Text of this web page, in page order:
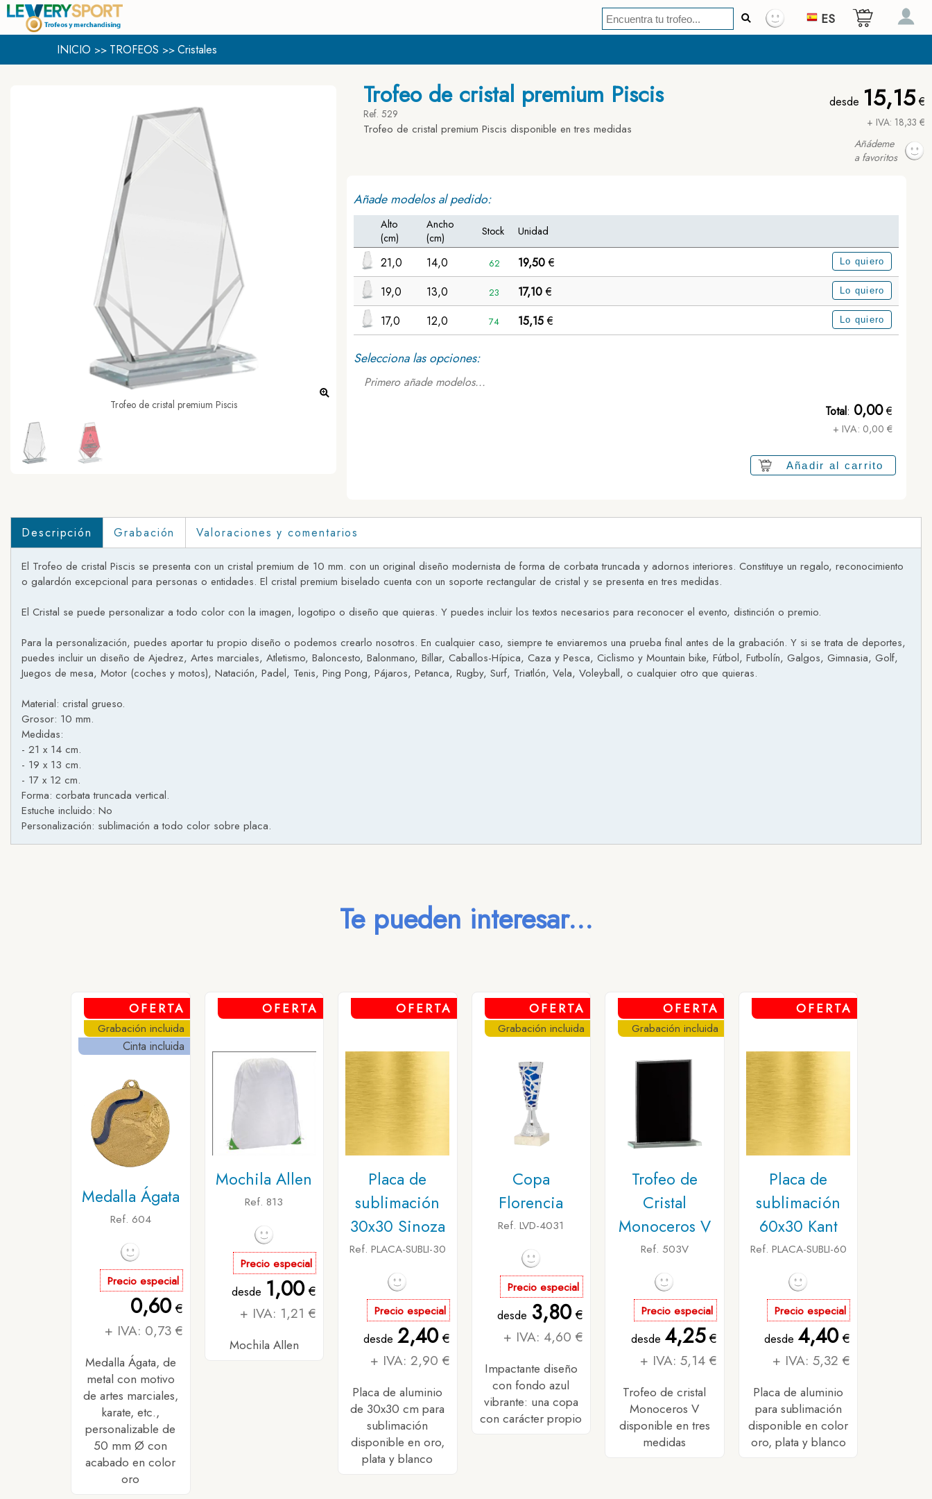
ES
INICIO >> TROFEOS >> Cristales
Trofeo de cristal premium Piscis
Ref. 529
Trofeo de cristal premium Piscis disponible en tres medidas
desde 15,15€
+ IVA: 18,33 €
Añádeme
a favoritos
Trofeo de cristal premium Piscis
Añade modelos al pedido:
Alto
(cm)
Ancho
(cm)
Stock Unidad
21,0 14,0 62 19,50€ Lo quiero
19,0 13,0 23 17,10€ Lo quiero
17,0 12,0 74 15,15€ Lo quiero
Selecciona las opciones:
Primero añade modelos...
Total: 0,00€
+ IVA: 0,00 €
Añadir al carrito
Descripción Grabación Valoraciones y comentarios
El Trofeo de cristal Piscis se presenta con un cristal premium de 10 mm. con un original diseño modernista de forma de corbata truncada y adornos interiores. Constituye un regalo, reconocimiento
o galardón excepcional para personas o entidades. El cristal premium biselado cuenta con un soporte rectangular de cristal y se presenta en tres medidas.
El Cristal se puede personalizar a todo color con la imagen, logotipo o diseño que quieras. Y puedes incluir los textos necesarios para reconocer el evento, distinción o premio.
Para la personalización, puedes aportar tu propio diseño o podemos crearlo nosotros. En cualquier caso, siempre te enviaremos una prueba final antes de la grabación. Y si se trata de deportes,
puedes incluir un diseño de Ajedrez, Artes marciales, Atletismo, Baloncesto, Balonmano, Billar, Caballos-Hípica, Caza y Pesca, Ciclismo y Mountain bike, Fútbol, Futbolín, Galgos, Gimnasia, Golf,
Juegos de mesa, Motor (coches y motos), Natación, Padel, Tenis, Ping Pong, Pájaros, Petanca, Rugby, Surf, Triatlón, Vela, Voleyball, o cualquier otro que quieras.
Material: cristal grueso.
Grosor: 10 mm.
Medidas:
- 21 x 14 cm.
- 19 x 13 cm.
- 17 x 12 cm.
Forma: corbata truncada vertical.
Estuche incluido: No
Personalización: sublimación a todo color sobre placa.
Te pueden interesar...
OFERTA
Grabación incluida
Cinta incluida
Medalla Ágata
Ref. 604
Precio especial
0,60€
+ IVA: 0,73 €
Medalla Ágata, de
metal con motivo
de artes marciales,
karate, etc.,
personalizable de
50 mm Ø con
acabado en color
oro
OFERTA
Mochila Allen
Ref. 813
Precio especial
desde 1,00€
+ IVA: 1,21 €
Mochila Allen
OFERTA
Placa de
sublimación
30x30 Sinoza
Ref. PLACA-SUBLI-30
Precio especial
desde 2,40€
+ IVA: 2,90 €
Placa de aluminio
de 30x30 cm para
sublimación
disponible en oro,
plata y blanco
OFERTA
Grabación incluida
Copa
Florencia
Ref. LVD-4031
Precio especial
desde 3,80€
+ IVA: 4,60 €
Impactante diseño
con fondo azul
vibrante: una copa
con carácter propio
OFERTA
Grabación incluida
Trofeo de
Cristal
Monoceros V
Ref. 503V
Precio especial
desde 4,25€
+ IVA: 5,14 €
Trofeo de cristal
Monoceros V
disponible en tres
medidas
OFERTA
Placa de
sublimación
60x30 Kant
Ref. PLACA-SUBLI-60
Precio especial
desde 4,40€
+ IVA: 5,32 €
Placa de aluminio
para sublimación
disponible en color
oro, plata y blanco